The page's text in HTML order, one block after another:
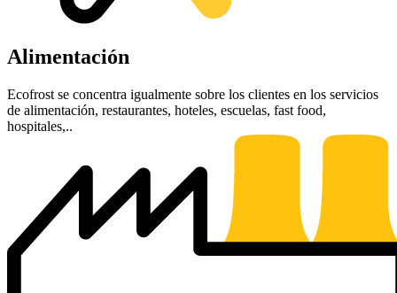
Alimentación
Ecofrost se concentra igualmente sobre los clientes en los servicios
de alimentación, restaurantes, hoteles, escuelas, fast food,
hospitales,..